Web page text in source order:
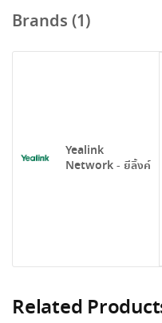
Brands (1)
Yealink
Network - ยีลิ้งค์
Related